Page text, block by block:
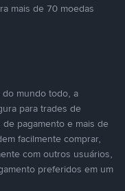
mais de 70 moedas
mundo todo, a
para trades de
pagamento e mais de
facilmente comprar,
com outros usuários,
preferidos em um